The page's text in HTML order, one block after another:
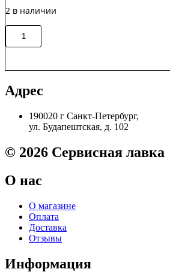
2 в наличии
Количество
товара
000CN
Лоток
выходной
Professional
/
P1109
P1006
Адрес
190020 г Санкт-Петербург,
ул. Будапештская, д. 102
© 2026 Сервисная лавка
О нас
О магазине
Оплата
Доставка
Отзывы
Информация